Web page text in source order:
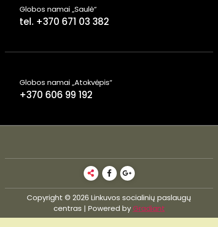
Globos namai „Saulė“
tel. +370 671 03 382
Globos namai „Atokvėpis“
+370 606 99 192
Copyright © 2026 Linkuvos socialinių paslaugų
centras | Powered byGradiant